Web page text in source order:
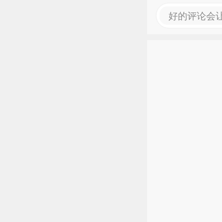
好的评论会